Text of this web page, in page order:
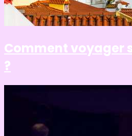
Comment voyager
?